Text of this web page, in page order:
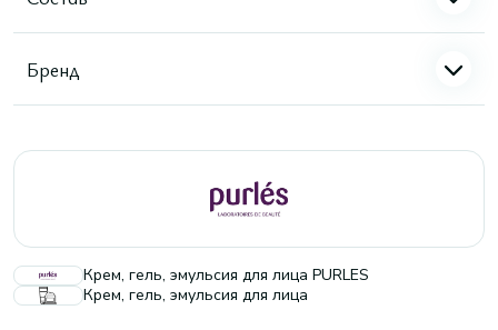
Бренд
Крем, гель, эмульсия для лица PURLES
Крем, гель, эмульсия для лица